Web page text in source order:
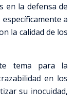
en la defensa de
a
la calidad de los
tema para la
en los
su inocuidad,